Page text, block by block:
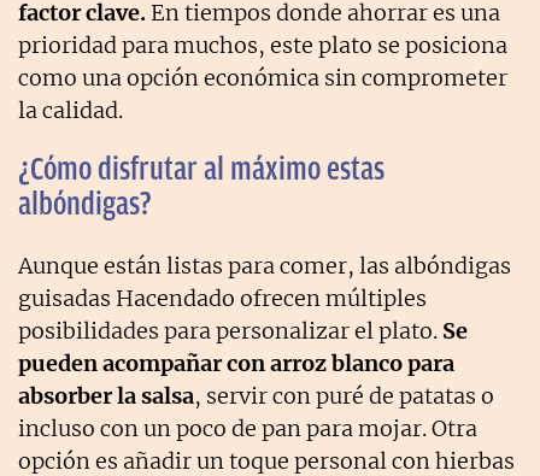
factor clave. En tiempos donde ahorrar es una
prioridad para muchos, este plato se posiciona
como una opción económica sin comprometer
la calidad.
¿Cómo disfrutar al máximo estas
albóndigas?
Aunque están listas para comer, las albóndigas
guisadas Hacendado ofrecen múltiples
posibilidades para personalizar el plato. Se
pueden acompañar con arroz blanco para
absorber la salsa, servir con puré de patatas o
incluso con un poco de pan para mojar. Otra
opción es añadir un toque personal con hierbas